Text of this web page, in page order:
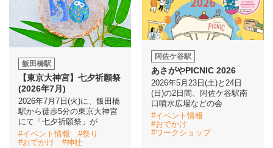
飯田橋駅
【東京大神宮】七夕祈願祭
(2026年7月)
2026年7月7日(火)に、飯田橋
駅から徒歩5分の東京大神宮
にて「七夕祈願祭」が
#イベント情報
#祭り
#おでかけ
#神社
阿佐ケ谷駅
あさがやPICNIC 2026
2026年5月23日(土)と24日
(日)の2日間、阿佐ケ谷駅南
口噴水広場などの会
#イベント情報
#おでかけ
#ワークショップ